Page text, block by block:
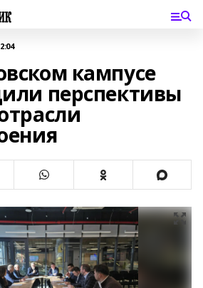
кампусе
перспективы